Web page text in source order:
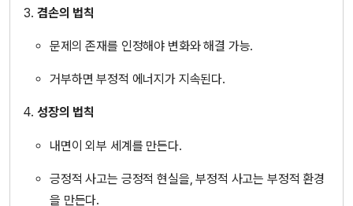
겸손의 법칙
문제의 존재를 인정해야 변화와 해결 가능.
거부하면 부정적 에너지가 지속된다.
성장의 법칙
내면이 외부 세계를 만든다.
긍정적 사고는 긍정적 현실을, 부정적 사고는 부정적 환경
을 만든다.